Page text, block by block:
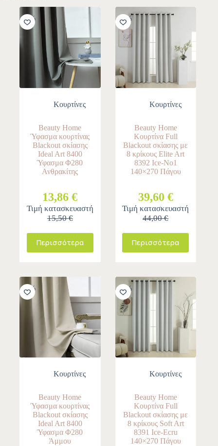
-11%
Κουρτίνες
Beauty Home
Ύφασμα κουρτίνας
Blackout σκίασης
Ideal Art 8400
Ύφασμα Φ280
Ανθρακίτης
13,86 €
Τιμή κατασκευαστή
15,50 €
Περισσότερα
-10%
Κουρτίνες
Beauty Home
Κουρτίνα Full
Blackout σκίασης με
8 κρίκους Elite Art
8392 Ice-No1
140×270 Πάγου
39,60 €
Τιμή κατασκευαστή
44,00 €
Περισσότερα
-11%
Κουρτίνες
Beauty Home
Ύφασμα κουρτίνας
Blackout σκίασης
Ideal Art 8400
Ύφασμα Φ280
Άμμου
-10%
Κουρτίνες
Beauty Home
Κουρτίνα Full
Blackout σκίασης με
8 κρίκους Soft Art
8391 Ice-Ecru
140×270 Πάγου